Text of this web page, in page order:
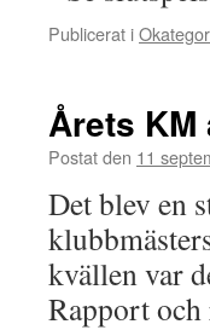
Publicerat i
Årets
Postat den 11
Det blev en
kvällen var
Rapport